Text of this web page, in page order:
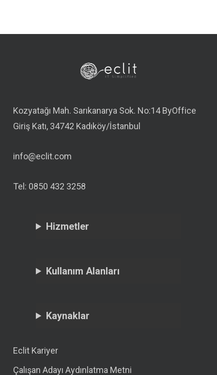
Kozyatağı Mah. Sarıkanarya Sok. No:14 ByOffice
Giriş Katı, 34742 Kadıköy/İstanbul
info@eclit.com
Tel: 0850 432 3258
Hizmetler
Kullanım Alanları
Kaynaklar
Eclit Kariyer
Çalışan Adayı Aydınlatma Metni